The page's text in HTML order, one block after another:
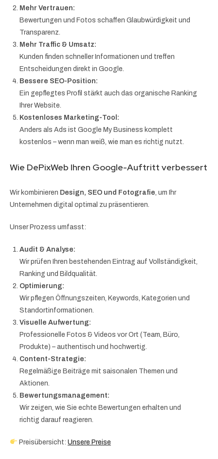
Mehr Vertrauen:
Bewertungen und Fotos schaffen Glaubwürdigkeit und
Transparenz.
Mehr Traffic & Umsatz:
Kunden finden schneller Informationen und treffen
Entscheidungen direkt in Google.
Bessere SEO-Position:
Ein gepflegtes Profil stärkt auch das organische Ranking
Ihrer Website.
Kostenloses Marketing-Tool:
Anders als Ads ist Google My Business komplett
kostenlos – wenn man weiß, wie man es richtig nutzt.
Wie DePixWeb Ihren Google-Auftritt verbessert
Wir kombinieren Design, SEO und Fotografie, um Ihr
Unternehmen digital optimal zu präsentieren.
Unser Prozess umfasst:
Audit & Analyse:
Wir prüfen Ihren bestehenden Eintrag auf Vollständigkeit,
Ranking und Bildqualität.
Optimierung:
Wir pflegen Öffnungszeiten, Keywords, Kategorien und
Standortinformationen.
Visuelle Aufwertung:
Professionelle Fotos & Videos vor Ort (Team, Büro,
Produkte) – authentisch und hochwertig.
Content-Strategie:
Regelmäßige Beiträge mit saisonalen Themen und
Aktionen.
Bewertungsmanagement:
Wir zeigen, wie Sie echte Bewertungen erhalten und
richtig darauf reagieren.
Preisübersicht: Unsere Preise